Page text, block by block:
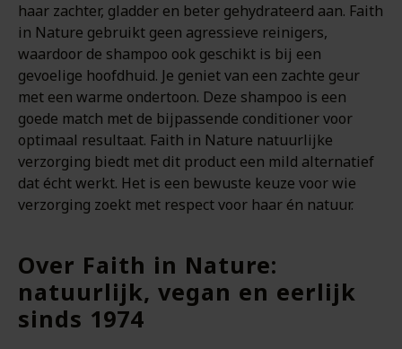
haar zachter, gladder en beter gehydrateerd aan. Faith
in Nature gebruikt geen agressieve reinigers,
waardoor de shampoo ook geschikt is bij een
gevoelige hoofdhuid. Je geniet van een zachte geur
met een warme ondertoon. Deze shampoo is een
goede match met de bijpassende conditioner voor
optimaal resultaat. Faith in Nature natuurlijke
verzorging biedt met dit product een mild alternatief
dat écht werkt. Het is een bewuste keuze voor wie
verzorging zoekt met respect voor haar én natuur.
Over Faith in Nature:
natuurlijk, vegan en eerlijk
sinds 1974